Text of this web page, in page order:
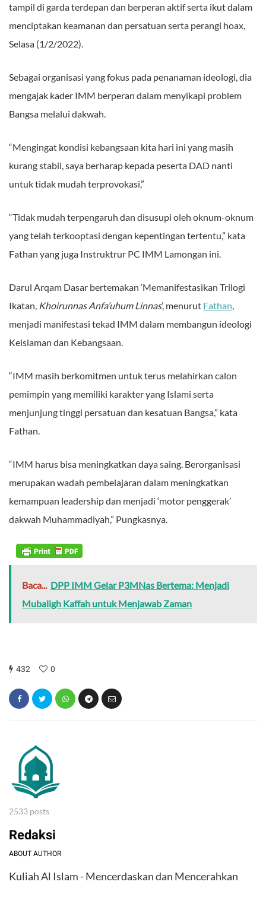
tampil di garda terdepan dan berperan aktif serta ikut dalam
menciptakan keamanan dan persatuan serta perangi hoax,
Selasa (1/2/2022).
Sebagai organisasi yang fokus pada penanaman ideologi, dia
mengajak kader IMM berperan dalam menyikapi problem
Bangsa melalui dakwah.
“Mengingat kondisi kebangsaan kita hari ini yang masih
kurang stabil, saya berharap kepada peserta DAD nanti
untuk tidak mudah terprovokasi,”
“Tidak mudah terpengaruh dan disusupi oleh oknum-oknum
yang telah terkooptasi dengan kepentingan tertentu,” kata
Fathan yang juga Instruktrur PC IMM Lamongan ini.
Darul Arqam Dasar bertemakan ‘Memanifestasikan Trilogi
Ikatan, Khoirunnas Anfa’uhum Linnas’, menurut Fathan
menjadi manifestasi tekad IMM dalam membangun ideologi
Keislaman dan Kebangsaan.
“IMM masih berkomitmen untuk terus melahirkan calon
pemimpin yang memiliki karakter yang Islami serta
menjunjung tinggi persatuan dan kesatuan Bangsa,” kata
Fathan.
“IMM harus bisa meningkatkan daya saing. Berorganisasi
merupakan wadah pembelajaran dalam meningkatkan
kemampuan leadership dan menjadi ‘motor penggerak’
dakwah Muhammadiyah,” Pungkasnya.
Baca... DPP IMM Gelar P3MNas Bertema: Menjadi
Mubaligh Kaffah untuk Menjawab Zaman
432 0
2533 posts
Redaksi
ABOUT AUTHOR
Kuliah Al Islam - Mencerdaskan dan Mencerahkan